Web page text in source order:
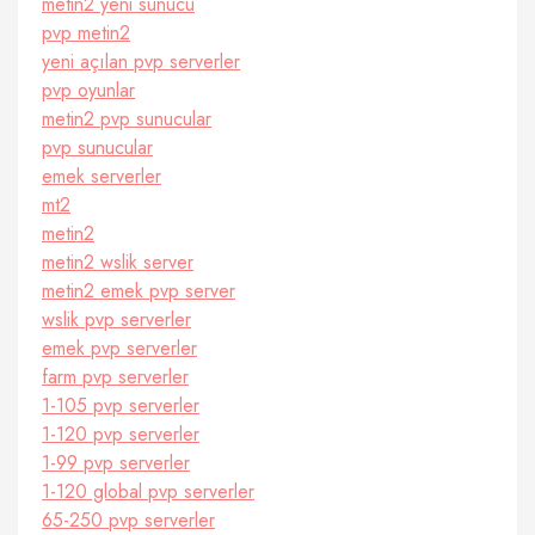
pvp metin2
yeni açılan pvp serverler
pvp oyunlar
metin2 pvp sunucular
pvp sunucular
emek serverler
mt2
metin2
metin2 wslik server
metin2 emek pvp server
wslik pvp serverler
emek pvp serverler
farm pvp serverler
1-105 pvp serverler
1-120 pvp serverler
1-99 pvp serverler
1-120 global pvp serverler
65-250 pvp serverler